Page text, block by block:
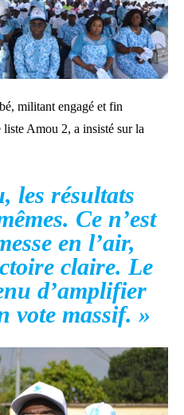
militant engagé et fin
liste Amou 2, a insisté sur la
les résultats
Ce n’est
en l’air,
claire. Le
d’amplifier
vote massif. »